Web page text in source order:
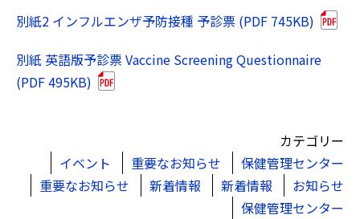
別紙2 インフルエンザ予防接種 予診票 (PDF 745KB)
別紙 英語版予診票 Vaccine Screening Questionnaire
(PDF 495KB)
カテゴリー
イベント
重要なお知らせ
保健管理センター
重要なお知らせ
新着情報 新着情報
お知らせ
保健管理センター